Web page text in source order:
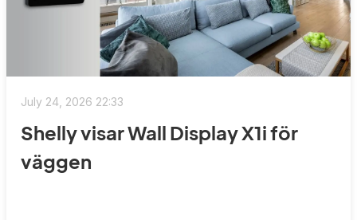
July 24, 2026 22:33
Shelly visar Wall Display X1i för
väggen